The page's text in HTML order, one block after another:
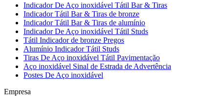
Indicador De Aço inoxidável Tátil Bar & Tiras
Indicador Tátil Bar & Tiras de bronze
Indicador Tátil Bar & Tiras de alumínio
Indicador De Aço inoxidável Tátil Studs
Tátil Indicador de bronze Pregos
Alumínio Indicador Tátil Studs
Tiras De Aço inoxidável Tátil Pavimentação
Aço inoxidável Sinal de Estrada de Advertência
Postes De Aço inoxidável
Empresa